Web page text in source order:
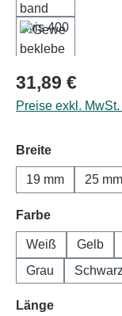
Regulärer Preis:
31,89 €
Preise exkl.
Breiteauswählen
19 mm 25 mm
Farbeauswählen
Weiß Gelb
Grau
Schwarz
Längeauswählen